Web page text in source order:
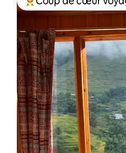
Coups de cœur